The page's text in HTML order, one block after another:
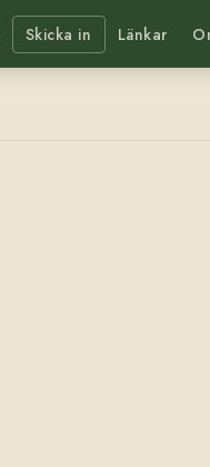
Skicka in Länkar